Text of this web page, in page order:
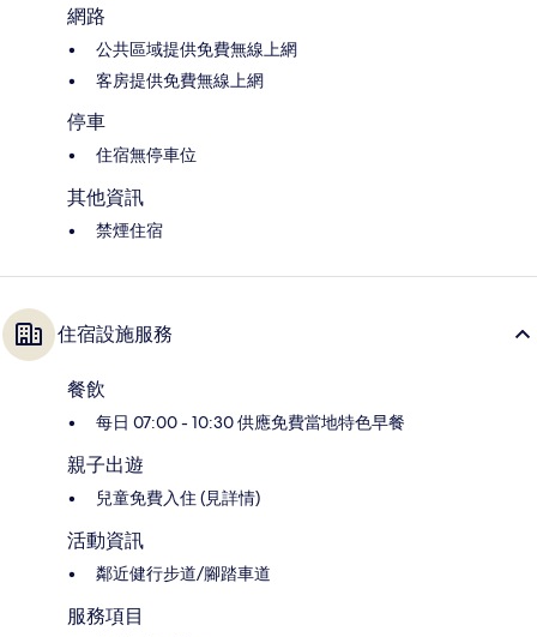
網路
公共區域提供免費無線上網
客房提供免費無線上網
停車
住宿無停車位
其他資訊
禁煙住宿
住宿設施服務
餐飲
每日 07:00 - 10:30 供應免費當地特色早餐
親子出遊
兒童免費入住 (見詳情)
活動資訊
鄰近健行步道/腳踏車道
服務項目